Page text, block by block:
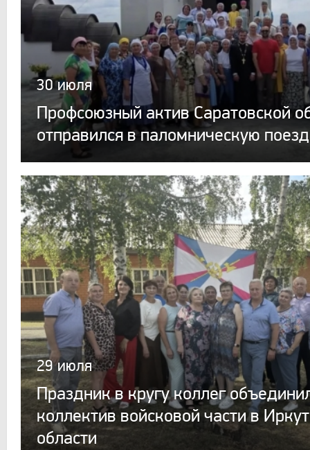
30 июля
Профсоюзный актив Саратовской
отправился в паломническую
29 июля
Праздник в кругу коллег
коллектив войсковой части в
области